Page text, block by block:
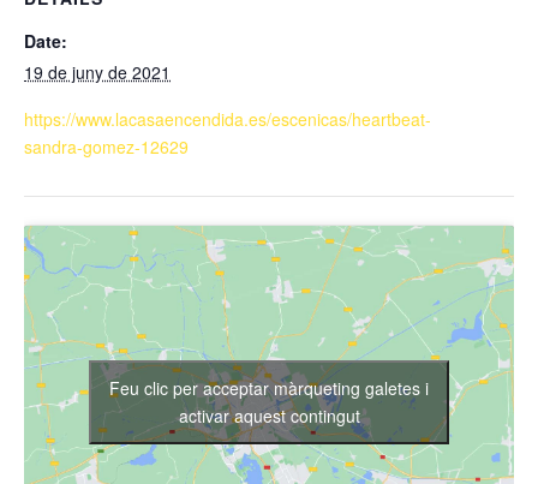
Date:
19 de juny de 2021
https://www.lacasaencendida.es/escenicas/heartbeat-
sandra-gomez-12629
Feu clic per acceptar màrqueting galetes i
activar aquest contingut